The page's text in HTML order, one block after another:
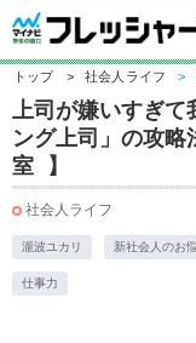
トップ > 社会人ライフ >
上司が嫌いすぎ
ング上司」の攻
室 】
社会人ライフ
瀧波ユカリ 新社会人のお
仕事力